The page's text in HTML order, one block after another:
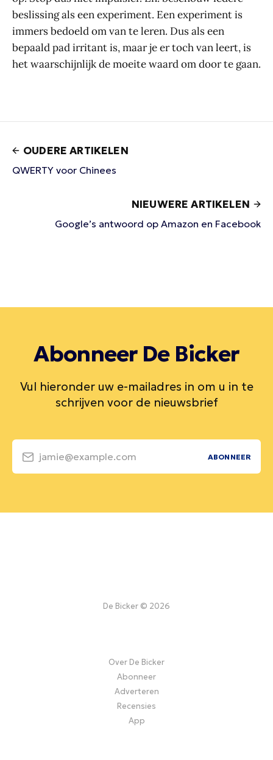
beslissing als een experiment. Een experiment is
immers bedoeld om van te leren. Dus als een
bepaald pad irritant is, maar je er toch van leert, is
het waarschijnlijk de moeite waard om door te gaan.
OUDERE ARTIKELEN
QWERTY voor Chinees
NIEUWERE ARTIKELEN
Google’s antwoord op Amazon en Facebook
Abonneer De Bicker
Vul hieronder uw e-mailadres in om u in te
schrijven voor de nieuwsbrief
jamie@example.com ABONNEER
De Bicker © 2026
Over De Bicker
Abonneer
Adverteren
Recensies
App